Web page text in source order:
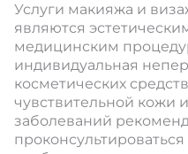
Услуги макияжа и
являются
медицинским
индивидуальная
косметических
чувствительной кожи
заболеваний